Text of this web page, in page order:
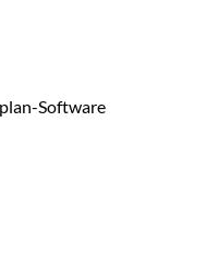
Software